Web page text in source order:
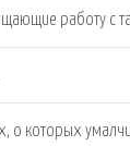
работу с
о которых